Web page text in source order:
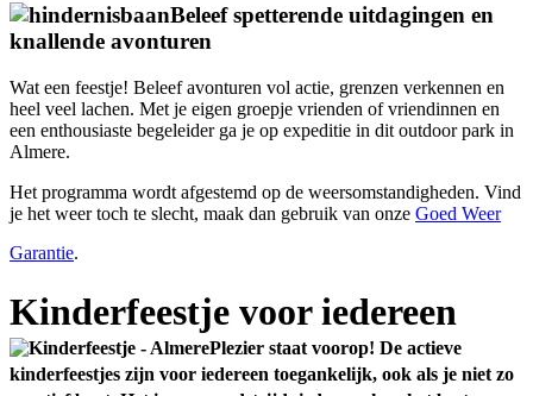
Beleef spetterende uitdagingen en
knallende avonturen
Wat een feestje! Beleef avonturen vol actie, grenzen verkennen en
heel veel lachen. Met je eigen groepje vrienden of vriendinnen en
een enthousiaste begeleider ga je op expeditie in dit outdoor park in
Almere.
Het programma wordt afgestemd op de weersomstandigheden. Vind
je het weer toch te slecht, maak dan gebruik van onze Goed Weer
Garantie.
Kinderfeestje voor iedereen
Plezier staat voorop! De actieve
kinderfeestjes zijn voor iedereen toegankelijk, ook als je niet zo